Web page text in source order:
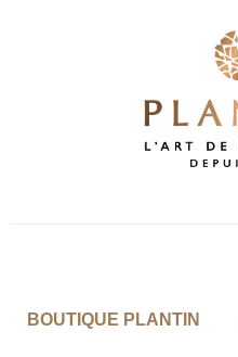
BOUTIQUE PLANTIN